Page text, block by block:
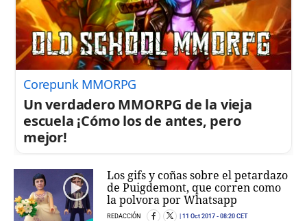
Corepunk MMORPG
Un verdadero MMORPG de la vieja
escuela ¡Cómo los de antes, pero
mejor!
Los gifs y coñas sobre el petardazo
de Puigdemont, que corren como
la polvora por Whatsapp
REDACCIÓN 11 Oct 2017 - 08:20 CET